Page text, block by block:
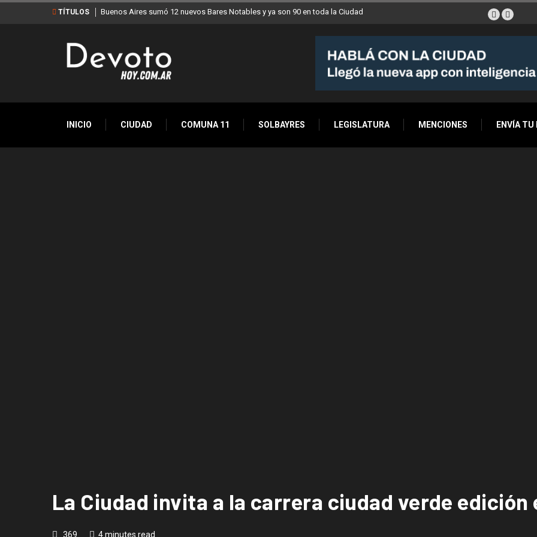
TÍTULOS Buenos Aires sumó 12 nuevos Bares Notables y ya son 90 en toda la Ciudad
INICIO CIUDAD COMUNA 11 SOLBAYRES LEGISLATURA MENCIONES ENVÍA TU
La Ciudad invita a la carrera ciudad verde edición
369 4 minutes read